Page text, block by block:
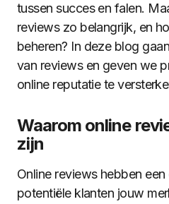
tussen succes en falen.
reviews zo belangrijk, en
beheren? In deze blog
van reviews en geven we
online reputatie te
Waarom online
zijn
Online reviews hebben
potentiële klanten jouw